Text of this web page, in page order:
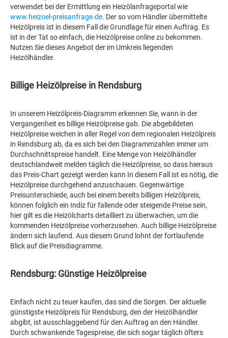
verwendet bei der Ermittlung ein Heizölanfrageportal wie
www.heizoel-preisanfrage.de. Der so vom Händler übermittelte
Heizölpreis ist in diesem Fall die Grundlage für einen Auftrag. Es
ist in der Tat so einfach, die Heizölpreise online zu bekommen.
Nutzen Sie dieses Angebot der im Umkreis liegenden
Heizölhändler.
Billige Heizölpreise in Rendsburg
In unserem Heizölpreis-Diagramm erkennen Sie, wann in der
Vergangenheit es billige Heizölpreise gab. Die abgebildeten
Heizölpreise weichen in aller Regel von dem regionalen Heizölpreis
in Rendsburg ab, da es sich bei den Diagrammzahlen immer um
Durchschnittspreise handelt. Eine Menge von Heizölhändler
deutschlandweit melden täglich die Heizölpreise, so dass hieraus
das Preis-Chart gezeigt werden kann In diesem Fall ist es nötig, die
Heizölpreise durchgehend anzuschauen. Gegenwärtige
Preisunterschiede, auch bei einem bereits billigen Heizölpreis,
können folglich ein Indiz für fallende oder steigende Preise sein,
hier gilt es die Heizölcharts detailliert zu überwachen, um die
kommenden Heizölpreise vorherzusehen. Auch billige Heizölpreise
ändern sich laufend. Aus diesem Grund lohnt der fortlaufende
Blick auf die Preisdiagramme.
Rendsburg: Günstige Heizölpreise
Einfach nicht zu teuer kaufen, das sind die Sorgen. Der aktuelle
günstigste Heizölpreis für Rendsburg, den der Heizölhändler
abgibt, ist ausschlaggebend für den Auftrag an den Händler.
Durch schwankende Tagespreise, die sich sogar täglich öfters